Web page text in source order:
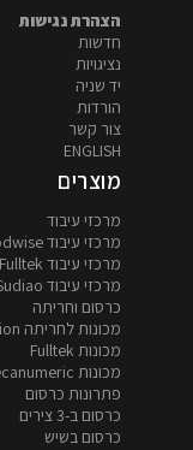
הצהרת נגישות
חדשות
נציגויות
יד שניה
הורדות
צור קשר
ENGLISH
מוצרים
מרכזי עיבוד
מרכזי עיבוד Woodwise
מרכזי עיבוד Fulltek
מרכזי עיבוד Sudiao
כרסום וחריתה
מכונות לחריתה Vision
מכונות Fulltek
מכונות Mecanumeric
פתרונות כרסום
כרסום ב-3 צירים
כרסום בשיש